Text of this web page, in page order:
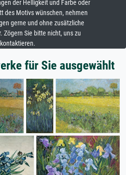
der Helligkeit und Farbe oder
des Motivs wünschen, nehmen
gerne und ohne zusätzliche
Zögern Sie bitte nicht, uns zu
kontaktieren.
für Sie ausgewählt